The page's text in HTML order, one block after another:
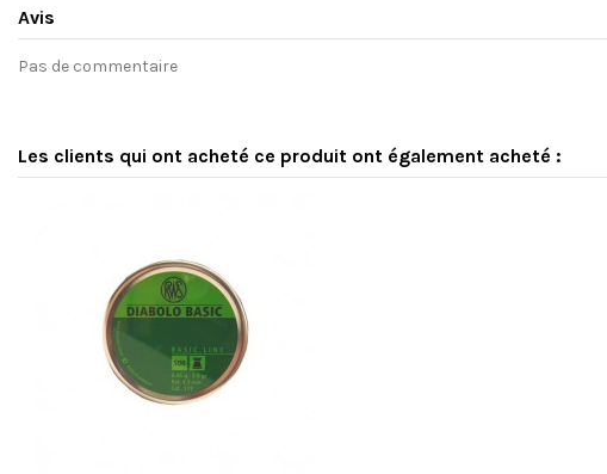
Avis
Pas de commentaire
Les clients qui ont acheté ce produit ont également acheté :